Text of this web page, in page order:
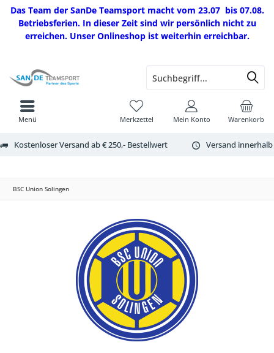
Das Team der SanDe Teamsport macht vom 23.07 bis 07.08.
Betriebsferien. In dieser Zeit sind wir persönlich nicht zu
erreichen. Unser Onlineshop ist weiterhin erreichbar.
Kostenloser Versand ab € 250,- Bestellwert Versand
Warenkorb
Merkzettel Mein Konto
Menü
BSC Union Solingen